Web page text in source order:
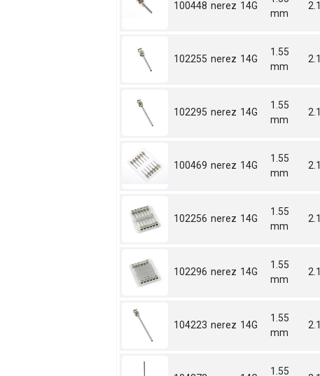
100448 nerez 14G
mm
102255 nerez 14G
1.55
mm
102295 nerez 14G
1.55
mm
100469 nerez 14G
1.55
mm
102256 nerez 14G
1.55
mm
102296 nerez 14G
1.55
mm
104223 nerez 14G
1.55
mm
1.55